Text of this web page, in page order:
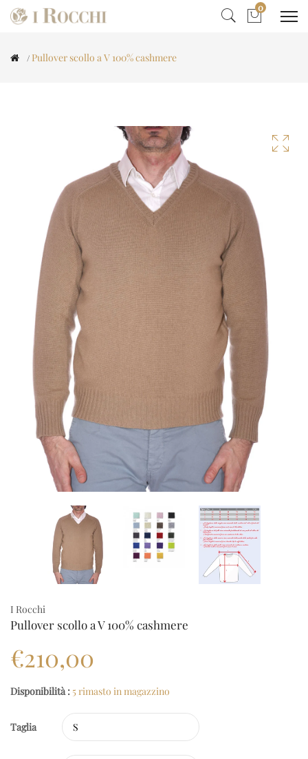
0
Pullover scollo a V 100% cashmere
I Rocchi
Pullover scollo a V 100% cashmere
€210,00
Disponibilità : 5 rimasto in magazzino
Taglia